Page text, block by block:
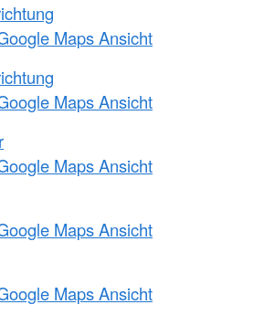
Maps Ansicht
Maps Ansicht
Maps Ansicht
Maps Ansicht
Maps Ansicht